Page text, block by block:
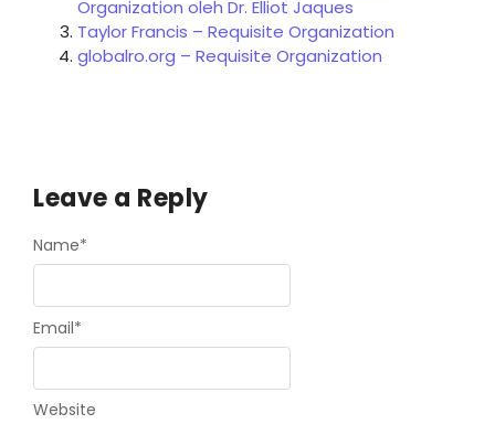
Organization oleh Dr. Elliot Jaques
Taylor Francis – Requisite Organization
globalro.org – Requisite Organization
Leave a Reply
Name*
Email*
Website